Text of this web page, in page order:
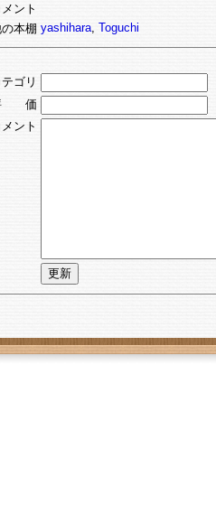
メント
本棚 yashihara, Toguchi
ゴリ
価
メント